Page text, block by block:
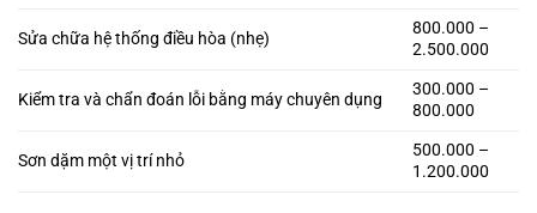
Sửa chữa hệ thống điều hòa (nhẹ)
800.000 –
2.500.000
Kiểm tra và chẩn đoán lỗi bằng máy chuyên dụng
300.000 –
800.000
Sơn dặm một vị trí nhỏ
500.000 –
1.200.000